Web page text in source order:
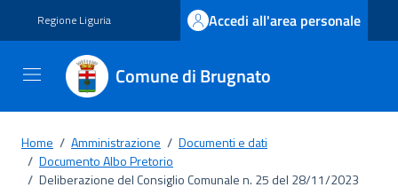
Regione Liguria Accedi all'area personale
Comune di Brugnato
Home / Amministrazione / Documenti e dati
/ Documento Albo Pretorio
/ Deliberazione del Consiglio Comunale n. 25 del 28/11/2023